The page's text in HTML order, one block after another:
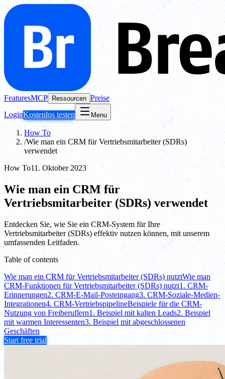
FeaturesMCP Ressourcen Preise
LoginKostenlos testen Menu
How To
/Wie man ein CRM für Vertriebsmitarbeiter (SDRs)
verwendet
How To11. Oktober 2023
Wie man ein CRM für
Vertriebsmitarbeiter (SDRs) verwendet
Entdecken Sie, wie Sie ein CRM-System für Ihre
Vertriebsmitarbeiter (SDRs) effektiv nutzen können, mit unserem
umfassenden Leitfaden.
Table of contents
Wie man ein CRM für Vertriebsmitarbeiter (SDRs) nutztWie man
CRM-Funktionen für Vertriebsmitarbeiter (SDRs) nutzt1. CRM-
Erinnerungen2. CRM-E-Mail-Posteingang3. CRM-Soziale-Medien-
Integrationen4. CRM-VertriebspipelineBeispiele für die CRM-
Nutzung von Freiberuflern1. Beispiel mit kalten Leads2. Beispiel
mit warmen Interessenten3. Beispiel mit abgeschlossenen
Geschäften
Start free trial